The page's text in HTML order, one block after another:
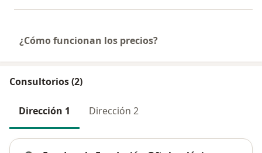
¿Cómo funcionan los precios?
Consultorios (2)
Dirección 1 Dirección 2